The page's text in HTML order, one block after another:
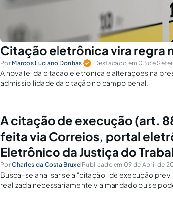
Citação eletrônica vira regra
Por Marcos Luciano Donhas Destacado em 03 de
A nova lei da citação eletrônica e alterações na
admissibilidade da citação no campo penal.
A citação de execução (art.
feita via Correios, portal
Eletrônico da Justiça do
PorCharles da Costa BruxelPublicado em 09 de Abril de
Busca-se analisar se a "citação" de execução
realizada necessariamente via mandado ou se